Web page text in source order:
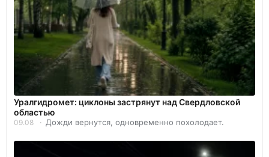
Уралгидромет: циклоны застрянут над Свердловской
областью
09.08 Дожди вернутся, одновременно похолодает.